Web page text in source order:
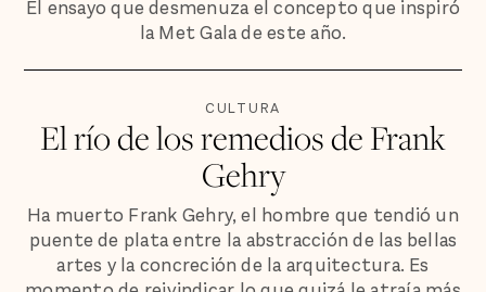
El ensayo que desmenuza el concepto que inspiró
la Met Gala de este año.
CULTURA
El río de los remedios de Frank
Gehry
Ha muerto Frank Gehry, el hombre que tendió un
puente de plata entre la abstracción de las bellas
artes y la concreción de la arquitectura. Es